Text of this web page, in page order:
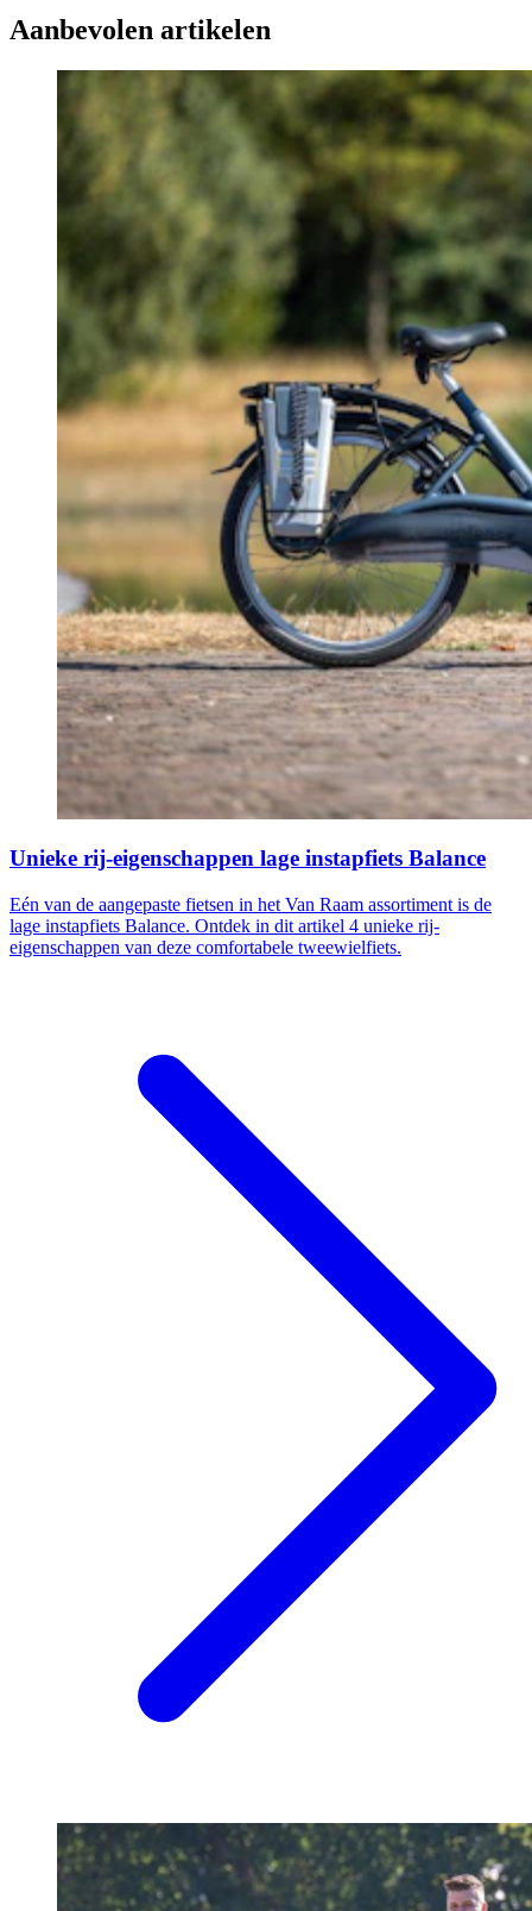
Aanbevolen artikelen
Unieke rij-eigenschappen lage instapfiets Balance
Eén van de aangepaste fietsen in het Van Raam assortiment is de
lage instapfiets Balance. Ontdek in dit artikel 4 unieke rij-
eigenschappen van deze comfortabele tweewielfiets.